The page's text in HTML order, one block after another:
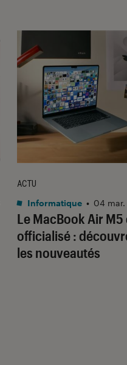
Le MacBook Air M5
officialisé :
les nouveautés
ACTU
Informatique • 04